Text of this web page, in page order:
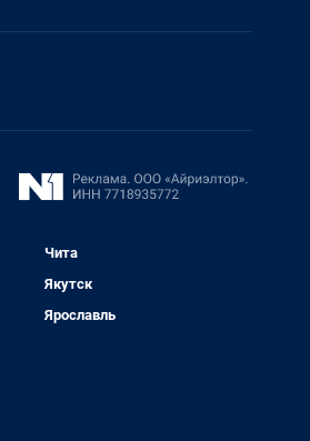
Чита
Якутск
Ярославль